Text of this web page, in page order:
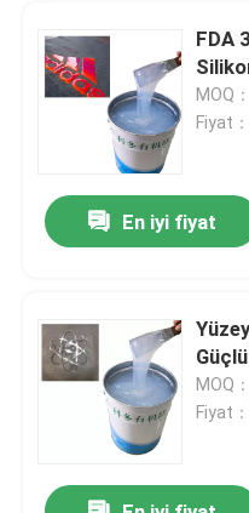
FDA
MOQ
Fiyat
En iyi fiyat
MOQ
Fiyat